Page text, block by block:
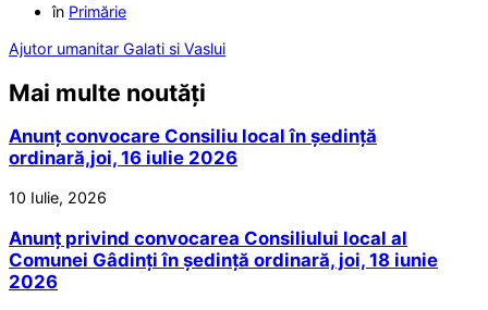
în Primărie
Ajutor umanitar Galati si Vaslui
Mai multe noutăți
Anunț convocare Consiliu local în ședință
ordinară,joi, 16 iulie 2026
10 Iulie, 2026
Anunț privind convocarea Consiliului local al
Comunei Gâdinți în ședință ordinară, joi, 18 iunie
2026